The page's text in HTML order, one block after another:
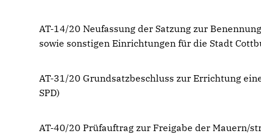
AT-14/20 Neufassung der Satzung zur
sowie sonstigen Einrichtungen für die Stadt
AT-31/20 Grundsatzbeschluss zur Errichtung
SPD)
AT-40/20 Prüfauftrag zur Freigabe der Mauern/